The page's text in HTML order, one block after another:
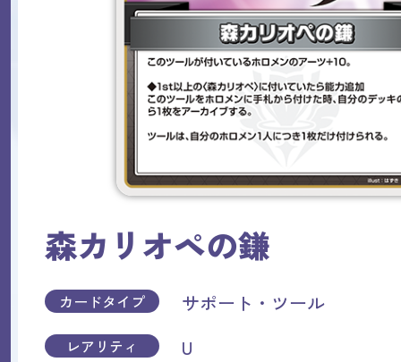
森カリオペの鎌
カードタイプ サポート・ツール
レアリティ U